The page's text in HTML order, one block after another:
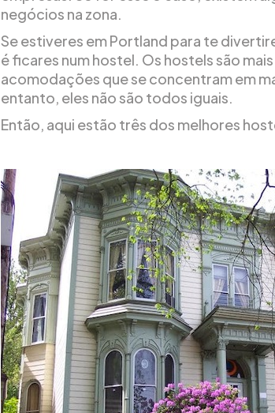
negócios na zona.
Se estiveres em Portland para te
é ficares num hostel. Os hostels são
acomodações que se concentram em
entanto, eles não são todos iguais.
Então, aqui estão três dos melhores